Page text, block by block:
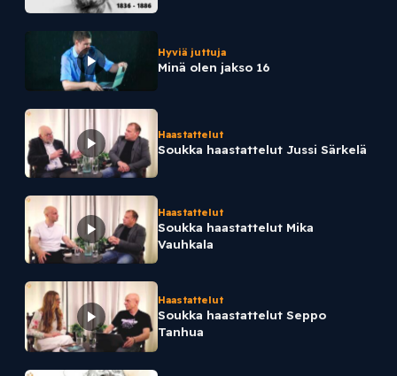
Hyviä juttuja
Minä olen jakso 16
Haastattelut
Soukka haastattelut Jussi Särkelä
Haastattelut
Soukka haastattelut Mika
Vauhkala
Haastattelut
Soukka haastattelut Seppo
Tanhua